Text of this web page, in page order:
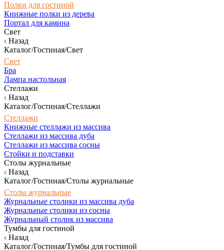
Полки для гостиной
Книжные полки из дерева
Портал для камина
Свет
Назад
Каталог/Гостиная/Свет
Свет
Бра
Лампа настольная
Стеллажи
Назад
Каталог/Гостиная/Стеллажи
Стеллажи
Книжные стеллажи из массива
Стеллажи из массива дуба
Стеллажи из массива сосны
Стойки и подставки
Столы журнальные
Назад
Каталог/Гостиная/Столы журнальные
Столы журнальные
Журнальные столики из массива дуба
Журнальные столики из сосны
Журнальный столик из массива
Тумбы для гостиной
Назад
Каталог/Гостиная/Тумбы для гостиной